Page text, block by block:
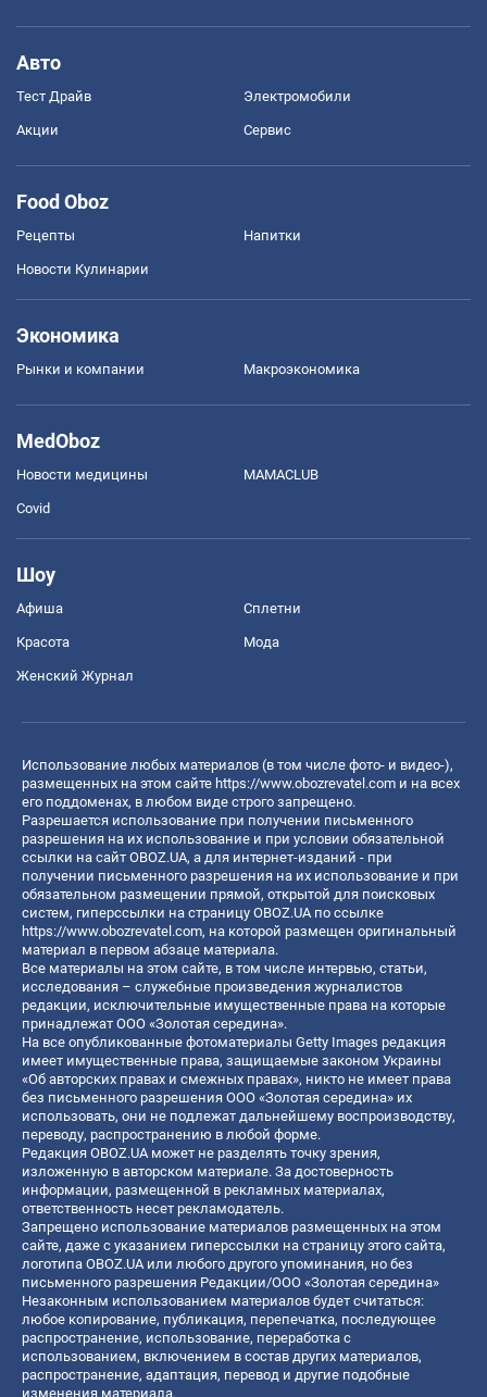
Авто
Тест Драйв Электромобили
Акции Сервис
Food Oboz
Рецепты Напитки
Новости Кулинарии
Экономика
Рынки и компании Mакроэкономика
MedOboz
Новости медицины MAMACLUB
Covid
Шоу
Афиша Сплетни
Красота Мода
Женский Журнал
Использование любых материалов (в том числе фото- и видео-),
размещенных на этом сайте https://www.obozrevatel.com и на всех
его поддоменах, в любом виде строго запрещено.
Разрешается использование при получении письменного
разрешения на их использование и при условии обязательной
ссылки на сайт OBOZ.UA, а для интернет-изданий - при
получении письменного разрешения на их использование и при
обязательном размещении прямой, открытой для поисковых
систем, гиперссылки на страницу OBOZ.UA по ссылке
https://www.obozrevatel.com, на которой размещен оригинальный
материал в первом абзаце материала.
Все материалы на этом сайте, в том числе интервью, статьи,
исследования – служебные произведения журналистов
редакции, исключительные имущественные права на которые
принадлежат ООО «Золотая середина».
На все опубликованные фотоматериалы Getty Images редакция
имеет имущественные права, защищаемые законом Украины
«Об авторских правах и смежных правах», никто не имеет права
без письменного разрешения ООО «Золотая середина» их
использовать, они не подлежат дальнейшему воспроизводству,
переводу, распространению в любой форме.
Редакция OBOZ.UA может не разделять точку зрения,
изложенную в авторском материале. За достоверность
информации, размещенной в рекламных материалах,
ответственность несет рекламодатель.
Запрещено использование материалов размещенных на этом
сайте, даже с указанием гиперссылки на страницу этого сайта,
логотипа OBOZ.UA или любого другого упоминания, но без
письменного разрешения Редакции/ООО «Золотая середина»
Незаконным использованием материалов будет считаться:
любое копирование, публикация, перепечатка, последующее
распространение, использование, переработка с
использованием, включением в состав других материалов,
распространение, адаптация, перевод и другие подобные
изменения материала.